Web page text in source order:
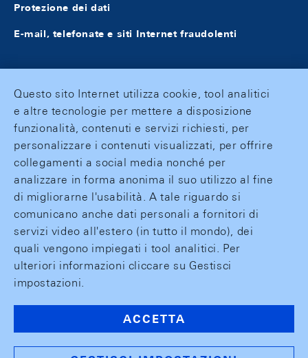
Protezione dei dati
E-mail, telefonate e siti Internet fraudolenti
Questo sito Internet utilizza cookie, tool analitici
e altre tecnologie per mettere a disposizione
funzionalità, contenuti e servizi richiesti, per
personalizzare i contenuti visualizzati, per offrire
collegamenti a social media nonché per
analizzare in forma anonima il suo utilizzo al fine
di migliorarne l'usabilità. A tale riguardo si
comunicano anche dati personali a fornitori di
servizi video all'estero (in tutto il mondo), dei
quali vengono impiegati i tool analitici. Per
ulteriori informazioni cliccare su Gestisci
impostazioni.
ACCETTA